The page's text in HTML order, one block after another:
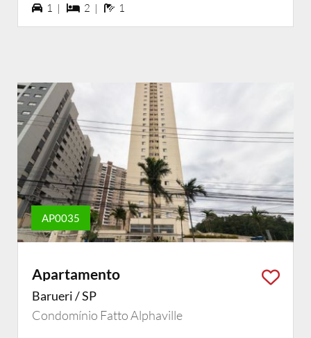
1 vagas na garagem
1 | 2 dormiórios
2 | 1 banheiros
1
AP0035
Apartamento
Barueri / SP
Condomínio Fatto Alphaville